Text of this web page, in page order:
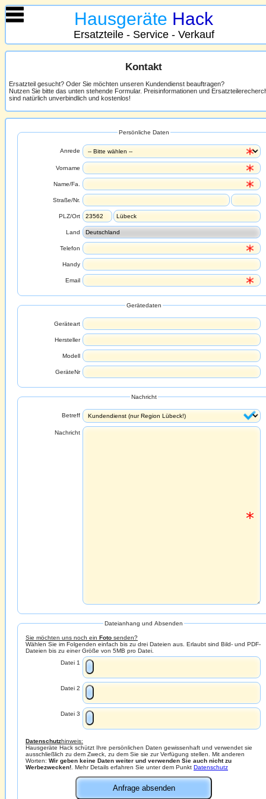
Hausgeräte Hack
Ersatzteile - Service - Verkauf
Kontakt
Ersatzteil gesucht? Oder Sie möchten unseren Kundendienst beauftragen?
Nutzen Sie bitte das unten stehende Formular. Preisinformationen und
sind natürlich unverbindlich und kostenlos!
Persönliche Daten
Anrede
Vorname
Name/Fa.
Straße/Nr.
PLZ/Ort
Land
Telefon
Handy
Email
Gerätedaten
Geräteart
Hersteller
Modell
GeräteNr
Nachricht
Betreff
Nachricht
Dateianhang und Absenden
Sie möchten uns noch ein Foto senden?
Wählen Sie im Folgenden einfach bis zu drei Dateien aus. Erlaubt sind Bild- und PDF-
Dateien bis zu einer Größe von 5MB pro Datei.
Datei 1
Datei 2
Datei 3
Datenschutzhinweis:
Hausgeräte Hack schützt Ihre persönlichen Daten gewissenhaft und verwendet sie
ausschließlich zu dem Zweck, zu dem Sie sie zur Verfügung stellen. Mit anderen
Worten: Wir geben keine Daten weiter und verwenden Sie auch nicht zu
Werbezwecken!. Mehr Details erfahren Sie unter dem Punkt Datenschutz